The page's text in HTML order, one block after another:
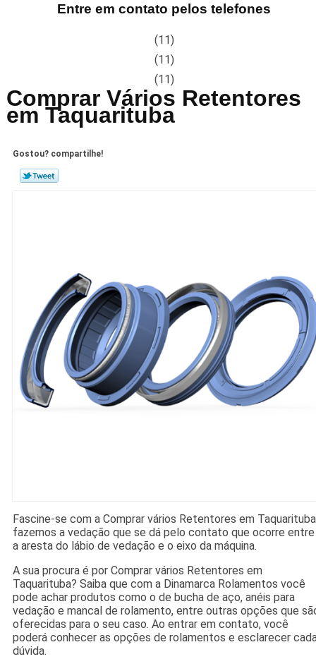
Entre em contato pelos telefones
(11)
(11)
(11)
Comprar Vários Retentores
em Taquarituba
Gostou? compartilhe!
Fascine-se com a Comprar vários Retentores em
fazemos a vedação que se dá pelo contato que ocorre entre
a aresta do lábio de vedação e o eixo da máquina.
A sua procura é por Comprar vários Retentores em
Taquarituba? Saiba que com a Dinamarca Rolamentos você
pode achar produtos como o de bucha de aço, anéis para
vedação e mancal de rolamento, entre outras opções que
oferecidas para o seu caso. Ao entrar em contato, você
poderá conhecer as opções de rolamentos e esclarecer
dúvida.